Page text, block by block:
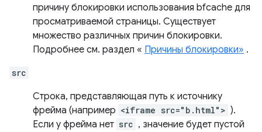
причину блокировки использования bfcache для
просматриваемой страницы. Существует
множество различных причин блокировки.
Подробнее см. раздел « Причины блокировки» .
src
Строка, представляющая путь к источнику
фрейма (например <iframe src="b.html"> ).
Если у фрейма нет src , значение будет пустой